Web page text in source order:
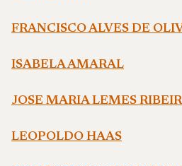
FRANCISCO ALVES DE
ISABELA AMARAL
JOSE MARIA LEMES
LEOPOLDO HAAS